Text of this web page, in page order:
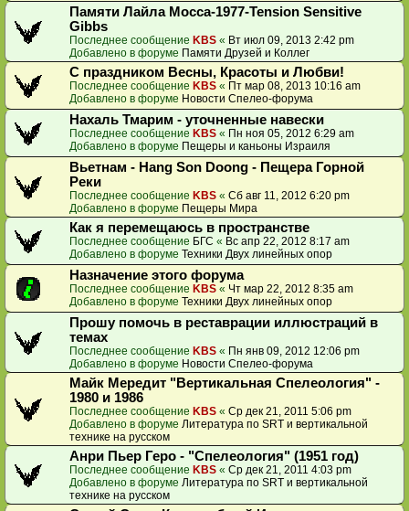
Памяти Лайла Мосса-1977-Tension Sensitive
Gibbs
Последнее сообщение KBS « Вт июл 09, 2013 2:42 pm
Добавлено в форуме Памяти Друзей и Коллег
С праздником Весны, Красоты и Любви!
Последнее сообщение KBS « Пт мар 08, 2013 10:16 am
Добавлено в форуме Новости Спелео-форума
Нахаль Тмарим - уточненные навески
Последнее сообщение KBS « Пн ноя 05, 2012 6:29 am
Добавлено в форуме Пещеры и каньоны Израиля
Вьетнам - Hang Son Doong - Пещера Горной
Реки
Последнее сообщение KBS « Сб авг 11, 2012 6:20 pm
Добавлено в форуме Пещеры Мира
Как я перемещаюсь в пространстве
Последнее сообщение БГС « Вс апр 22, 2012 8:17 am
Добавлено в форуме Техники Двух линейных опор
Назначение этого форума
Последнее сообщение KBS « Чт мар 22, 2012 8:35 am
Добавлено в форуме Техники Двух линейных опор
Прошу помочь в реставрации иллюстраций в
темах
Последнее сообщение KBS « Пн янв 09, 2012 12:06 pm
Добавлено в форуме Новости Спелео-форума
Майк Мередит "Вертикальная Спелеология" -
1980 и 1986
Последнее сообщение KBS « Ср дек 21, 2011 5:06 pm
Добавлено в форуме Литература по SRT и вертикальной
технике на русском
Анри Пьер Геро - "Спелеология" (1951 год)
Последнее сообщение KBS « Ср дек 21, 2011 4:03 pm
Добавлено в форуме Литература по SRT и вертикальной
технике на русском